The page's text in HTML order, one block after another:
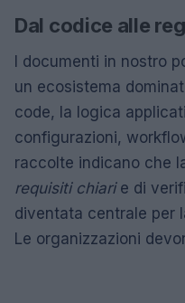
Dal codice alle
I documenti in nostro
un ecosistema
code, la logica
configurazioni,
raccolte indicano che
requisiti chiarie di
diventata centrale per
Le organizzazioni